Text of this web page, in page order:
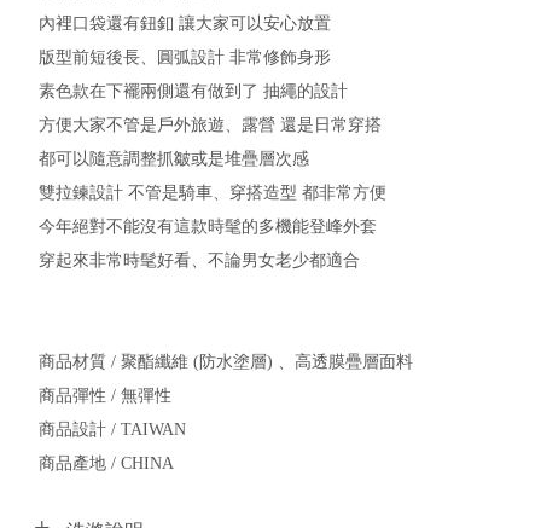
內裡口袋還有鈕釦 讓大家可以安心放置
版型前短後長、圓弧設計 非常修飾身形
素色款在下襬兩側還有做到了 抽繩的設計
方便大家不管是戶外旅遊、露營 還是日常穿搭
都可以隨意調整抓皺或是堆疊層次感
雙拉鍊設計 不管是騎車、穿搭造型 都非常方便
今年絕對不能沒有這款時髦的多機能登峰外套
穿起來非常時髦好看、不論男女老少都適合
商品材質 / 聚酯纖維 (防水塗層) 、高透膜疊層面料
商品彈性 / 無彈性
商品設計 / TAIWAN
商品產地 / CHINA